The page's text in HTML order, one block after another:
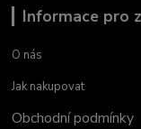
Informace pro
O nás
Jak nakupovat
Obchodní podmínky